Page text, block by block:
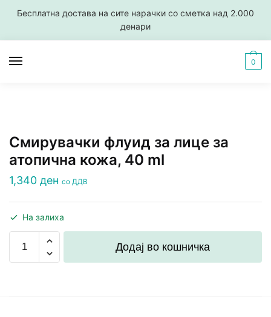
Бесплатна достава на сите нарачки со сметка над 2.000
денари
0
Смирувачки флуид за лице за
атопична кожа, 40 ml
1,340 ден со ДДВ
На залиха
Смирувачки
флуид
Додај во кошничка